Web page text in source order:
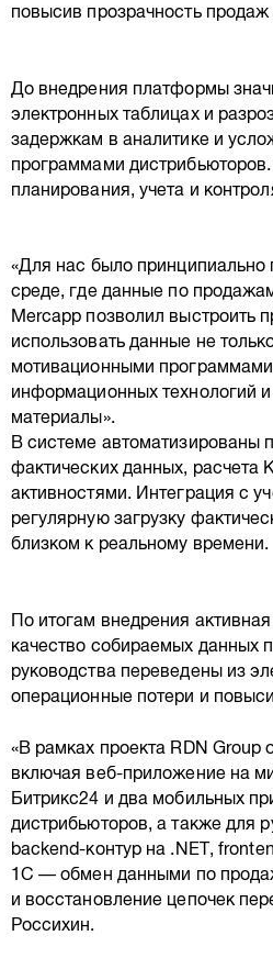
повысив прозрачность
До внедрения платформы
электронных таблицах и
задержкам в аналитике и
программами
планирования, учета и
«Для нас было принципиально
среде, где данные по
Mercapp позволил выстроить
использовать данные не
мотивационными
информационных технологий
материалы».
В системе автоматизированы
фактических данных, расчета
активностями. Интеграция с
регулярную загрузку
близком к реальному времени.
По итогам внедрения
качество собираемых данных
руководства переведены из
операционные потери и
«В рамках проекта RDN Group
включая веб-приложение на
Битрикс24 и два мобильных
дистрибьюторов, а также для
backend-контур на .NET,
1С — обмен данными по
и восстановление цепочек
Россихин.